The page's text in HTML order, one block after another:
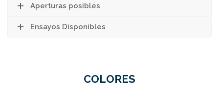
Aperturas posibles
Ensayos Disponibles
COLORES